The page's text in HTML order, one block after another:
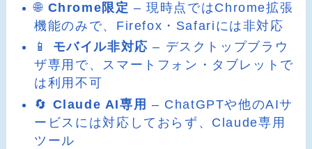
🌐 Chrome限定 – 現時点ではChrome拡張
機能のみで、Firefox・Safariには非対応
📱 モバイル非対応 – デスクトップブラウ
ザ専用で、スマートフォン・タブレットで
は利用不可
🔄 Claude AI専用 – ChatGPTや他のAIサ
ービスには対応しておらず、Claude専用
ツール